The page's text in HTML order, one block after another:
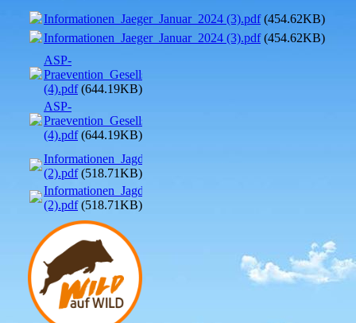
Informationen_Jaeger_Januar_2024 (3).pdf(454.62KB)
Informationen_Jaeger_Januar_2024 (3).pdf(454.62KB)
ASP-
Praevention_Gesellschaftsjagden_Januar_2024
(4).pdf(644.19KB)
ASP-
Praevention_Gesellschaftsjagden_Januar_2024
(4).pdf(644.19KB)
Informationen_Jagdtouristen_Januar_2024
(2).pdf(518.71KB)
Informationen_Jagdtouristen_Januar_2024
(2).pdf(518.71KB)